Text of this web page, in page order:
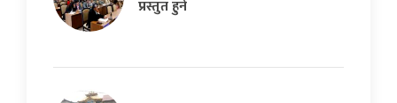
प्रस्तुत हुने